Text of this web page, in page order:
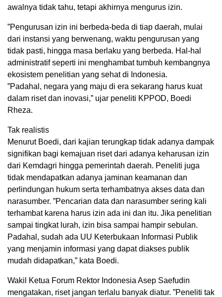
awalnya tidak tahu, tetapi akhirnya mengurus izin.
”Pengurusan izin ini berbeda-beda di tiap daerah, mulai
dari instansi yang berwenang, waktu pengurusan yang
tidak pasti, hingga masa berlaku yang berbeda. Hal-hal
administratif seperti ini menghambat tumbuh kembangnya
ekosistem penelitian yang sehat di Indonesia.
”Padahal, negara yang maju di era sekarang harus kuat
dalam riset dan inovasi,” ujar peneliti KPPOD, Boedi
Rheza.
Tak realistis
Menurut Boedi, dari kajian terungkap tidak adanya dampak
signifikan bagi kemajuan riset dari adanya keharusan izin
dari Kemdagri hingga pemerintah daerah. Peneliti juga
tidak mendapatkan adanya jaminan keamanan dan
perlindungan hukum serta terhambatnya akses data dan
narasumber. ”Pencarian data dan narasumber sering kali
terhambat karena harus izin ada ini dan itu. Jika penelitian
sampai tingkat lurah, izin bisa sampai hampir sebulan.
Padahal, sudah ada UU Keterbukaan Informasi Publik
yang menjamin informasi yang dapat diakses publik
mudah didapatkan,” kata Boedi.
Wakil Ketua Forum Rektor Indonesia Asep Saefudin
mengatakan, riset jangan terlalu banyak diatur. ”Peneliti tak